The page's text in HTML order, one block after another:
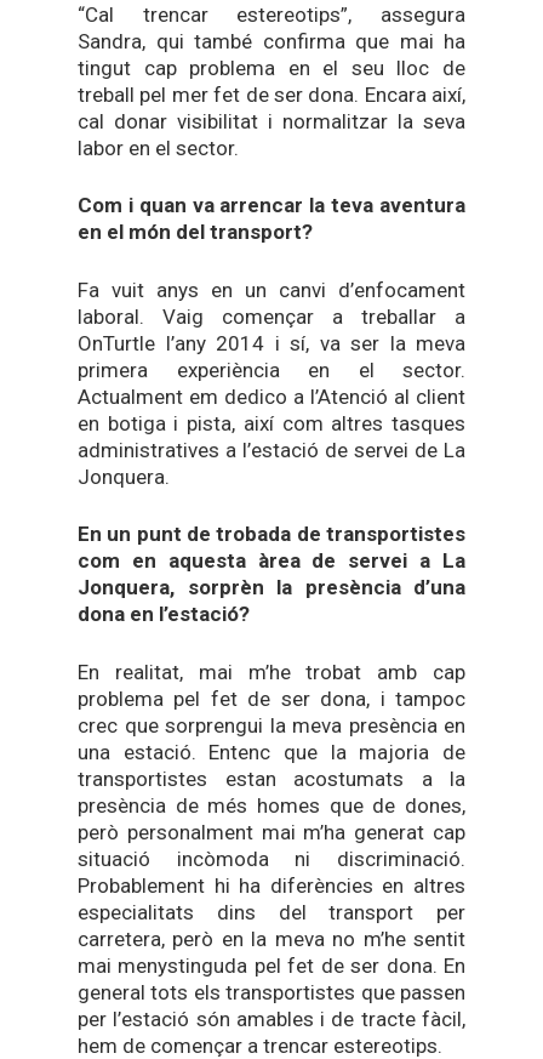
“Cal trencar estereotips”, assegura
Sandra, qui també confirma que mai ha
tingut cap problema en el seu lloc de
treball pel mer fet de ser dona. Encara així,
cal donar visibilitat i normalitzar la seva
labor en el sector.
Com i quan va arrencar la teva aventura
en el món del transport?
Fa vuit anys en un canvi d’enfocament
laboral. Vaig començar a treballar a
OnTurtle l’any 2014 i sí, va ser la meva
primera experiència en el sector.
Actualment em dedico a l’Atenció al client
en botiga i pista, així com altres tasques
administratives a l’estació de servei de La
Jonquera.
En un punt de trobada de transportistes
com en aquesta àrea de servei a La
Jonquera, sorprèn la presència d’una
dona en l’estació?
En realitat, mai m’he trobat amb cap
problema pel fet de ser dona, i tampoc
crec que sorprengui la meva presència en
una estació. Entenc que la majoria de
transportistes estan acostumats a la
presència de més homes que de dones,
però personalment mai m’ha generat cap
situació incòmoda ni discriminació.
Probablement hi ha diferències en altres
especialitats dins del transport per
carretera, però en la meva no m’he sentit
mai menystinguda pel fet de ser dona. En
general tots els transportistes que passen
per l’estació són amables i de tracte fàcil,
hem de començar a trencar estereotips.